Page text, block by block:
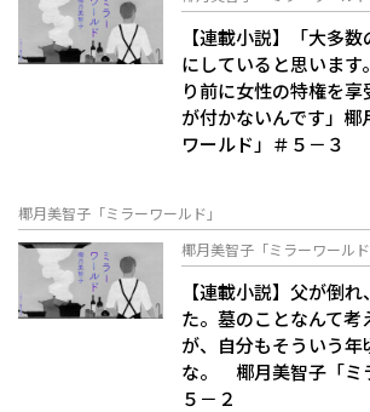
【連載小説】「大多
にしていると思います
り前に女性の特権を
が付かないんです」椰
ワールド」＃５－３
椰月美智子「ミラーワールド」
椰月美智子「ミラーワールド
【連載小説】父が倒
た。墓のことなんて考
が、自分もそういう年
な。 椰月美智子「ミ
５－２